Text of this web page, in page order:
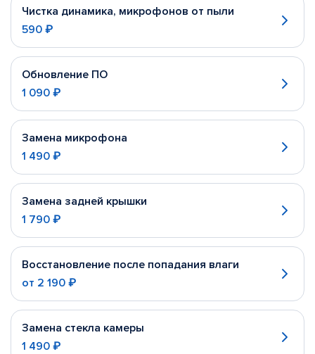
Чистка динамика, микрофонов от пыли
590 ₽
Обновление ПО
1 090 ₽
Замена микрофона
1 490 ₽
Замена задней крышки
1 790 ₽
Восстановление после попадания влаги
от 2 190 ₽
Замена стекла камеры
1 490 ₽